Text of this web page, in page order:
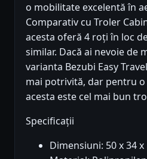
o mobilitate excelentă în
Comparativ cu Troler
acesta oferă 4 roți în loc
similar. Dacă ai nevoie de
varianta Bezubi Easy
mai potrivită, dar pentru
acesta este cel mai bun
Specificații
Dimensiuni: 50 x 34 x